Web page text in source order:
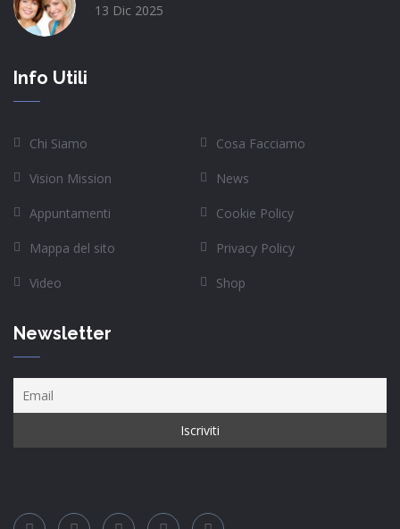
13 Dic 2025
Info Utili
Chi Siamo Cosa Facciamo
Vision Mission News
Appuntamenti Cookie Policy
Mappa del sito Privacy Policy
Video Shop
Newsletter